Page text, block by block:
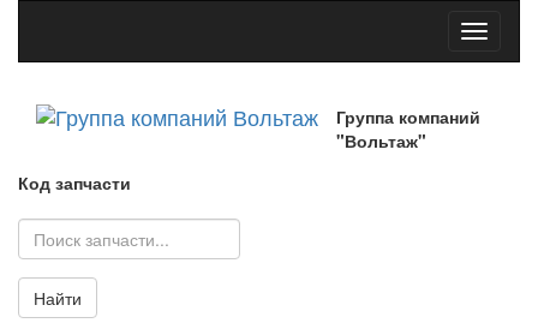
Toggle
Группа компаний
"Вольтаж"
Код запчасти
Найти